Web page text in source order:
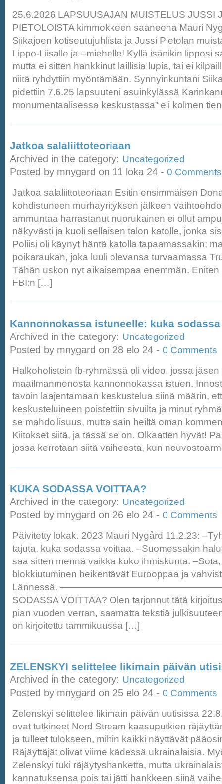
25.6.2026 LAPSUUSAJAN MUISTELUS JUSSI
PIETOLOISTA kimmokkeen saaneena Mauri
Siikajoen kotiseutujuhlista ja Jussi Pietolan
Lippo-Liisalle ja –miehelle! Kyllä isänikin lipposi
mutta ei sitten hankkinut laillisia lupia, tai ei
niitä ryhdyttiin myöntämään. Synnyinkuntani
pidettiin 7.6.25 lapsuuteni asuinkylässä
monumentaalisessa keskustassa” eli kolmen
Jatkoa salaliittoteoriaan
Archived in the category: Uncategorized
Posted by mnygard on 11 loka 24 - 0 Comments
Jatkoa salaliittoteoriaan Esitin ensimmäisen
kohdistuneen murhayrityksen jälkeen
ammuntaa harrastanut nuorukainen ei ollut
näkyvästi ja kuoli sellaisen talon katolle, jonka
Poliisi oli käynyt häntä katolla tapaamassakin;
poikaraukan, joka luuli olevansa turvaamassa
Tähän uskon nyt aikaisempaa enemmän. Eniten
FBI:n […]
Kannonnokassa istuneelle: kuka
Archived in the category: Uncategorized
Posted by mnygard on 28 elo 24 - 0 Comments
Halkoholistein fb-ryhmässä oli video, jossa
maailmanmenosta kannonnokassa istuen.
tavoin laajentamaan keskustelua siinä määrin,
keskusteluineen poistettiin sivuilta ja minut
se mahdollisuus, mutta sain heiltä oman
Kiitokset siitä, ja tässä se on. Olkaatten hyvät!
jossa kerrotaan siitä vaiheesta, kun
KUKA SODASSA VOITTAA?
Archived in the category: Uncategorized
Posted by mnygard on 26 elo 24 - 0 Comments
Päivitetty lokak. 2023 Mauri Nygård 11.2.23:
tajuta, kuka sodassa voittaa. –Suomessakin
saa sitten mennä vaikka koko ihmiskunta.
blokkiutuminen heikentävät Eurooppaa ja
Lännessä.
SODASSA VOITTAA? Olen tarjonnut tätä
pian vuoden verran, saamatta tekstiä
on kirjoitettu tammikuussa […]
ZELENSKYI selittelee likimain päivän
Archived in the category: Uncategorized
Posted by mnygard on 25 elo 24 - 0 Comments
Zelenskyi selittelee likimain päivän uutisissa
ovat tutkineet Nord Stream kaasuputkien
ja tulleet tulokseen, mihin kaikki näyttävät
Räjäyttäjät olivat viime kädessä ukrainalaisia.
Zelenskyi tuki räjäytyshanketta, mutta
kannatuksensa pois tai jätti hankkeen siinä